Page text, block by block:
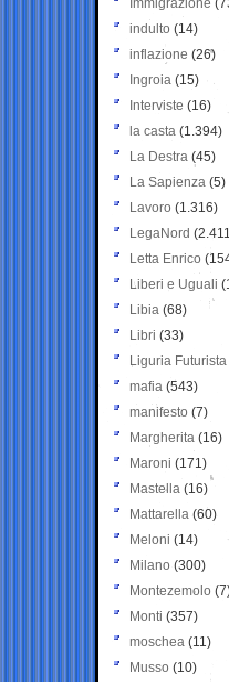
Immigrazione
indulto (14)
inflazione (26)
Ingroia (15)
Interviste (16)
la casta (1.394)
La Destra (45)
La Sapienza (5)
Lavoro (1.316)
LegaNord
Letta Enrico
Liberi e Uguali
Libia (68)
Libri (33)
Liguria Futurista
mafia (543)
manifesto (7)
Margherita (16)
Maroni (171)
Mastella (16)
Mattarella (60)
Meloni (14)
Milano (300)
Montezemolo
Monti (357)
moschea (11)
Musso (10)